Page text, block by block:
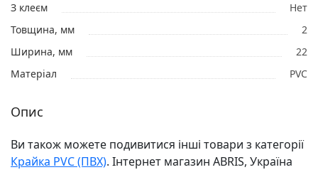
З клеєм
Нет
Товщина, мм
2
Ширина, мм
22
Матеріал
PVC
Опис
Ви також можете подивитися інші товари з категорії
Крайка PVC (ПВХ). Інтернет магазин ABRIS, Україна